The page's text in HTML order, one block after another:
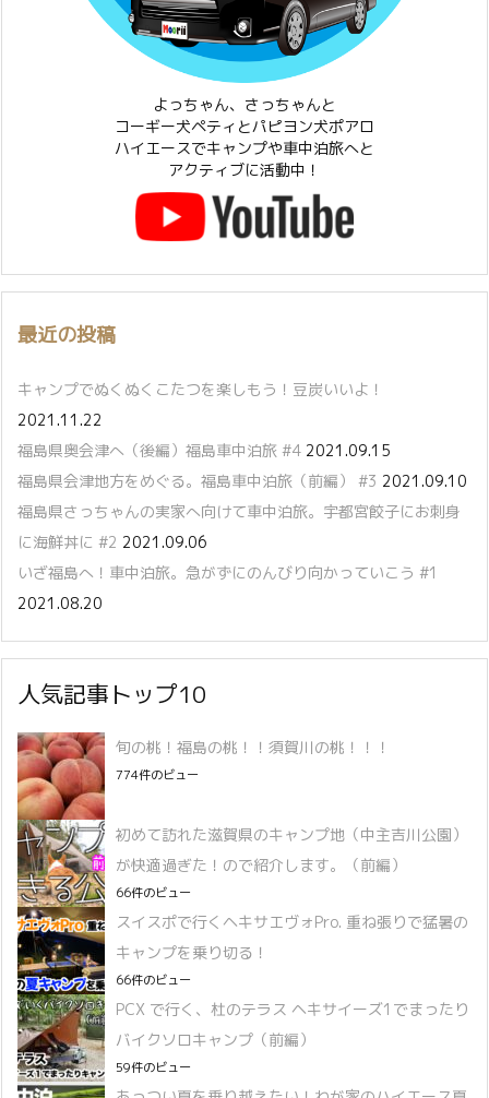
よっちゃん、さっちゃんと
コーギー犬ペティとパピヨン犬ポアロ
ハイエースでキャンプや車中泊旅へと
アクティブに活動中！
最近の投稿
キャンプでぬくぬくこたつを楽しもう！豆炭いいよ！
2021.11.22
福島県奥会津へ（後編）福島車中泊旅 #4 2021.09.15
福島県会津地方をめぐる。福島車中泊旅（前編） #3 2021.09.10
福島県さっちゃんの実家へ向けて車中泊旅。宇都宮餃子にお刺身
に海鮮丼に #2 2021.09.06
いざ福島へ！車中泊旅。急がずにのんびり向かっていこう #1
2021.08.20
人気記事トップ10
旬の桃！福島の桃！！須賀川の桃！！！
774件のビュー
初めて訪れた滋賀県のキャンプ地（中主吉川公園）
が快適過ぎた！ので紹介します。（前編）
66件のビュー
スイスポで行くヘキサエヴォPro. 重ね張りで猛暑の
キャンプを乗り切る！
66件のビュー
PCX で行く、杜のテラス ヘキサイーズ1でまったり
バイクソロキャンプ（前編）
59件のビュー